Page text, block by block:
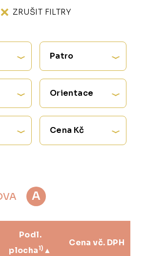
ZRUŠIT FILTRY
Patro
Orientace
Cena Kč
A
Podl.
plocha1)
Cena vč. DPH